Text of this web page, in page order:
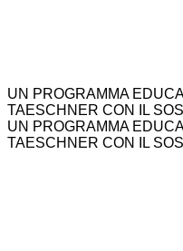
UN PROGRAMMA
TAESCHNER CON IL
UN PROGRAMMA
TAESCHNER CON IL